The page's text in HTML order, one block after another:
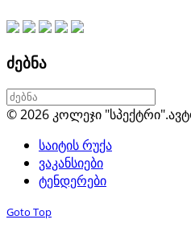
ძებნა
© 2026 კოლეჯი "სპექტრი".
საიტის რუქა
ვაკანსიები
ტენდერები
Goto Top